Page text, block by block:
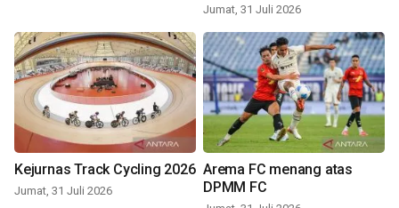
Jumat, 31 Juli 2026
Kejurnas Track Cycling 2026
Jumat, 31 Juli 2026
Arema FC menang atas
DPMM FC